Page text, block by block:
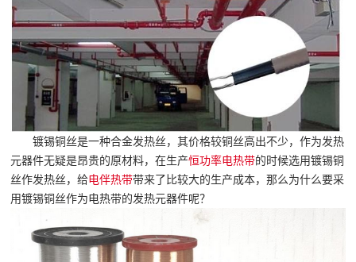
镀锡铜丝是一种合金发热丝，其价格较铜丝高出不少，作为发热
元器件无疑是昂贵的原材料，在生产恒功率电热带的时候选用镀锡铜
丝作发热丝，给电伴热带带来了比较大的生产成本，那么为什么要采
用镀锡铜丝作为电热带的发热元器件呢？